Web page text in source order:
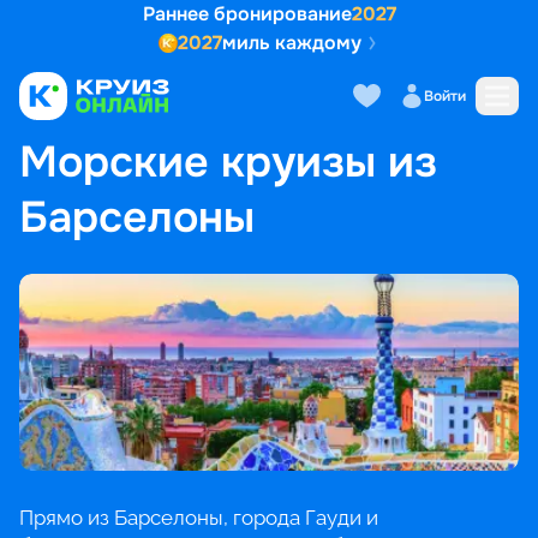
Раннее бронирование2027
2027миль каждому
Войти
ГЛАВНАЯ • ПОПУЛЯРНЫЕ НАПРАВЛЕНИЯ
МОРСКИЕ КРУИЗЫ ИЗ БАРСЕЛОНЫ
Морские круизы из
Барселоны
Прямо из Барселоны, города Гауди и